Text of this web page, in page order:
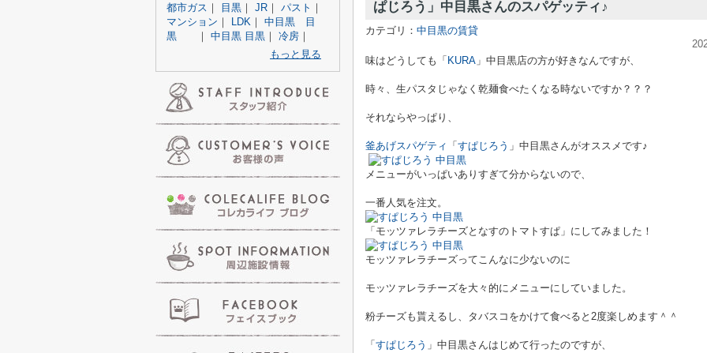
ぱじろう」中目黒さんのスパゲッティ♪
カテゴリ： 中目黒の賃貸
味はどうしても「 KURA 」中目黒店の方が好きなんですが、
時々、生パスタじゃなく乾麺食べたくなる時ないですか？？？
それならやっぱり、
釜あげスパゲティ 「 すぱじろう 」中目黒さんがオススメです♪
メニューがいっぱいありすぎて分からないので、
一番人気を注文。
「モッツァレラチーズとなすのトマトすぱ」にしてみました！
モッツァレラチーズってこんなに少ないのに
モッツァレラチーズを大々的にメニューにしていました。
粉チーズも貰えるし、タバスコをかけて食べると2度楽しめます＾＾
「 すぱじろう 」中目黒さんはじめて行ったのですが、
都市ガス ｜ 目黒 ｜ JR ｜ パスト ｜
マンション ｜ LDK ｜ 中目黒 目
黒
｜ 中目黒 目黒 ｜ 冷房 ｜
もっと見る